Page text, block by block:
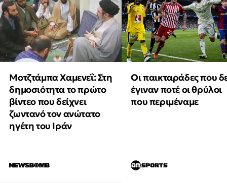
Μοτζτάμπα Χαμενεΐ: Στη
δημοσιότητα το πρώτο
βίντεο που δείχνει
ζωντανό τον ανώτατο
ηγέτη του Ιράν
Οι παικταράδες που
έγιναν ποτέ οι θρύλοι
που περιμέναμε